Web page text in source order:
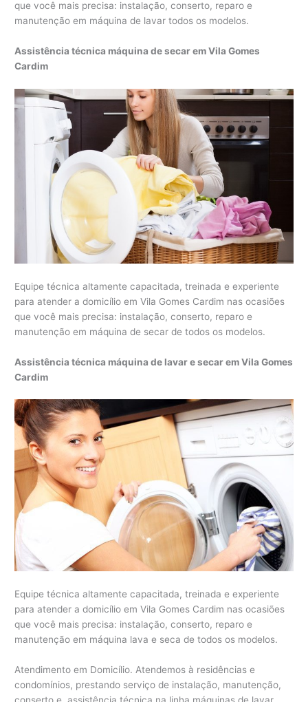
que você mais precisa: instalação, conserto, reparo e
manutenção em máquina de lavar todos os modelos.
Assistência técnica máquina de secar em Vila Gomes
Cardim
Equipe técnica altamente capacitada, treinada e experiente
para atender a domicílio em Vila Gomes Cardim nas ocasiões
que você mais precisa: instalação, conserto, reparo e
manutenção em máquina de secar de todos os modelos.
Assistência técnica máquina de lavar e secar em Vila Gomes
Cardim
Equipe técnica altamente capacitada, treinada e experiente
para atender a domicílio em Vila Gomes Cardim nas ocasiões
que você mais precisa: instalação, conserto, reparo e
manutenção em máquina lava e seca de todos os modelos.
Atendimento em Domicílio. Atendemos à residências e
condomínios, prestando serviço de instalação, manutenção,